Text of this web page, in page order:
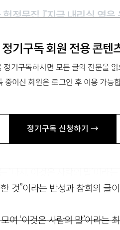
정기구독 회원 전용 콘텐
정기구독하시면 모든 글의 전문을
중이신 회원은 로그인 후 이용 가능
정기구독 신청하기 →
정문집 『지금 내리실 역은
것”이라는 반성과 참회의 글이
‘이것은 사람의 말’이라는